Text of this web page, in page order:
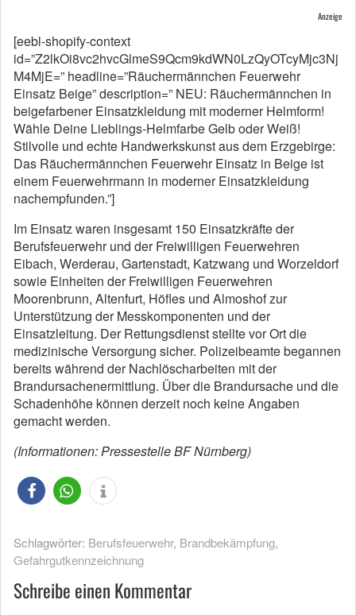
Anzeige
[eebl-shopify-context
id=”Z2lkOi8vc2hvcGlmeS9Qcm9kdWN0LzQyOTcyMjc3Nj
M4MjE=” headline=”Räuchermännchen Feuerwehr
Einsatz Beige” description=” NEU: Räuchermännchen in
beigefarbener Einsatzkleidung mit moderner Helmform!
Wähle Deine Lieblings-Helmfarbe Gelb oder Weiß!
Stilvolle und echte Handwerkskunst aus dem Erzgebirge:
Das Räuchermännchen Feuerwehr Einsatz in Beige ist
einem Feuerwehrmann in moderner Einsatzkleidung
nachempfunden.”]
Im Einsatz waren insgesamt 150 Einsatzkräfte der
Berufsfeuerwehr und der Freiwilligen Feuerwehren
Eibach, Werderau, Gartenstadt, Katzwang und Worzeldorf
sowie Einheiten der Freiwilligen Feuerwehren
Moorenbrunn, Altenfurt, Höfles und Almoshof zur
Unterstützung der Messkomponenten und der
Einsatzleitung. Der Rettungsdienst stellte vor Ort die
medizinische Versorgung sicher. Polizeibeamte begannen
bereits während der Nachlöscharbeiten mit der
Brandursachenermittlung. Über die Brandursache und die
Schadenhöhe können derzeit noch keine Angaben
gemacht werden.
(Informationen: Pressestelle BF Nürnberg)
Schlagwörter: Berufsfeuerwehr, Brandbekämpfung,
Gefahrgutkennzeichnung
Schreibe einen Kommentar